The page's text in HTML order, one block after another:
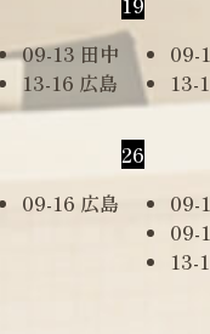
09-13 田中
13-16 広島
09-
13-
09-16 広島
26
09-
09-
13-